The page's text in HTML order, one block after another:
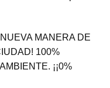
MANERA DE
100%
¡¡0%